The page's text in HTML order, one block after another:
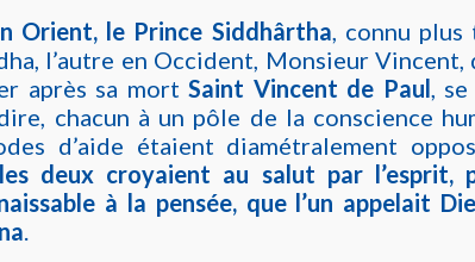
Orient, le Prince Siddhârtha, connu plus
l’autre en Occident, Monsieur Vincent,
après sa mort Saint Vincent de Paul,
chacun à un pôle de la conscience
d’aide étaient diamétralement
deux croyaient au salut par l’esprit,
à la pensée, que l’un appelait
.